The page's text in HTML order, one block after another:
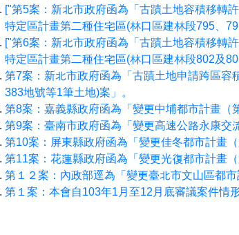
["第5案：新北市政府函為「古蹟土地容積移轉
特定區計畫第二種住宅區(林口區建林段795、
["第6案：新北市政府函為「古蹟土地容積移轉
特定區計畫第二種住宅區(林口區建林段802及
第7案：新北市政府函為「古蹟土地申請跨區
383地號等1筆土地)案」。
第8案：嘉義縣政府函為「變更中埔都市計畫（
第9案：臺南市政府函為「變更高速公路永康交
第10案：屏東縣政府函為「變更佳冬都市計畫
第11案：花蓮縣政府函為「變更光復都市計畫
第１２案：內政部逕為「變更臺北市文山區都
第１案：本會自103年1月至12月底審議案件情形